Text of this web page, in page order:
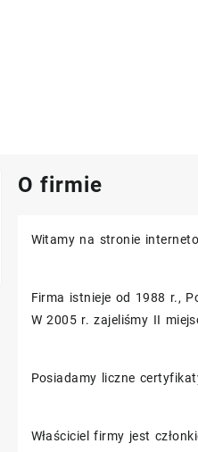
O firmie
Witamy na stronie
Firma istnieje od 1988 r.,
W 2005 r. zajeliśmy II
Posiadamy liczne
Właściciel firmy jest